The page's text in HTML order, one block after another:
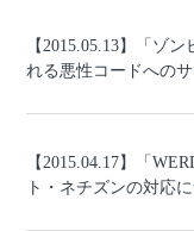
【2015.05.13】「ゾ
れる悪性コードへの
【2015.04.17】「
ト・ネチズンの対応